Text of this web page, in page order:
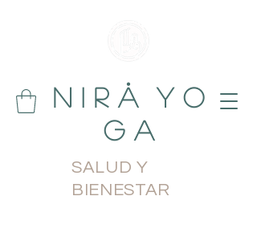
N i r å Y o
g a
SALUD Y
BIENESTAR